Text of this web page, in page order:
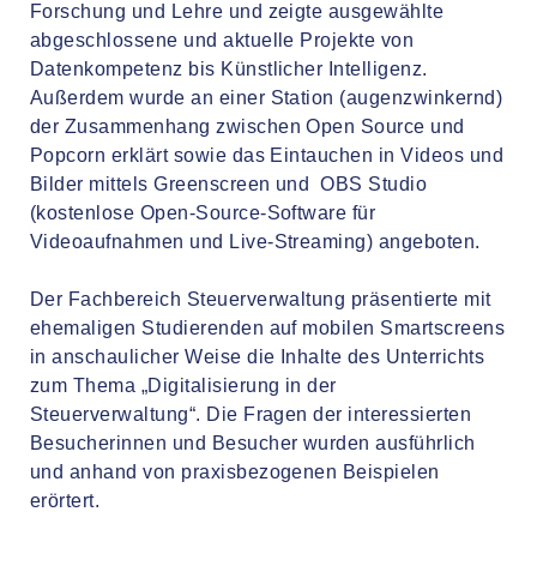
Forschung und Lehre und zeigte ausgewählte
abgeschlossene und aktuelle Projekte von
Datenkompetenz bis Künstlicher Intelligenz.
Außerdem wurde an einer Station (augenzwinkernd)
der Zusammenhang zwischen Open Source und
Popcorn erklärt sowie das Eintauchen in Videos und
Bilder mittels Greenscreen und OBS Studio
(kostenlose Open-Source-Software für
Videoaufnahmen und Live-Streaming) angeboten.
Der Fachbereich Steuerverwaltung präsentierte mit
ehemaligen Studierenden auf mobilen Smartscreens
in anschaulicher Weise die Inhalte des Unterrichts
zum Thema „Digitalisierung in der
Steuerverwaltung“. Die Fragen der interessierten
Besucherinnen und Besucher wurden ausführlich
und anhand von praxisbezogenen Beispielen
erörtert.